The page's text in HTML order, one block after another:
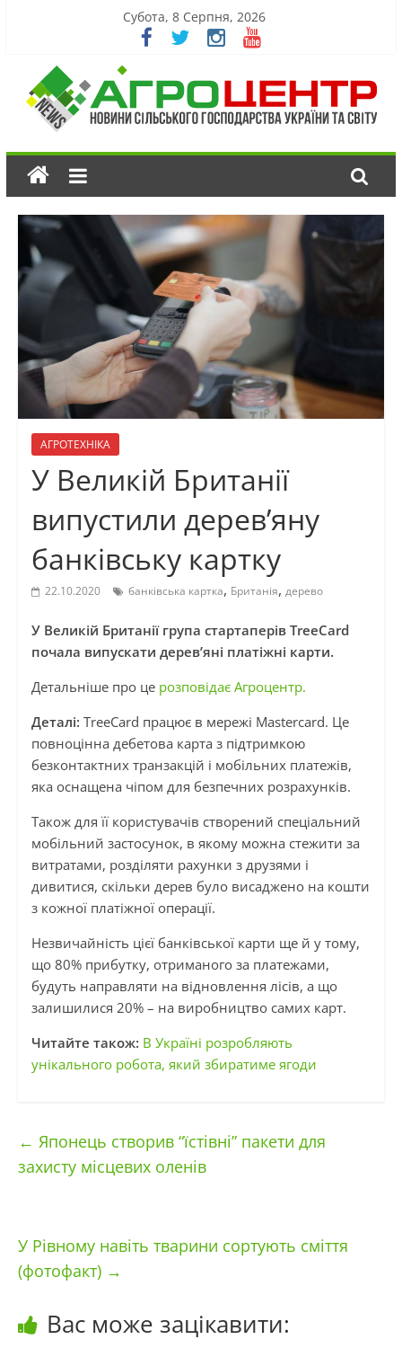
Субота, 8 Серпня, 2026
АГРОТЕХНІКА
У Великій Британії
випустили дерев’яну
банківську картку
22.10.2020 банківська картка, Британія, дерево
У Великій Британії група стартаперів TreeCard
почала випускати дерев’яні платіжні карти.
Детальніше про це розповідає Агроцентр.
Деталі: TreeCard працює в мережі Mastercard. Це
повноцінна дебетова карта з підтримкою
безконтактних транзакцій і мобільних платежів,
яка оснащена чіпом для безпечних розрахунків.
Також для її користувачів створений спеціальний
мобільний застосунок, в якому можна стежити за
витратами, розділяти рахунки з друзями і
дивитися, скільки дерев було висаджено на кошти
з кожної платіжної операції.
Незвичайність цієї банківської карти ще й у тому,
що 80% прибутку, отриманого за платежами,
будуть направляти на відновлення лісів, а що
залишилися 20% – на виробництво самих карт.
Читайте також: В Україні розробляють
унікального робота, який збиратиме ягоди
← Японець створив “їстівні” пакети для
захисту місцевих оленів
У Рівному навіть тварини сортують сміття
(фотофакт) →
Вас може зацікавити: